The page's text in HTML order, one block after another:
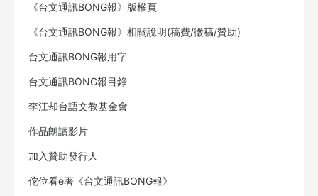
《台文通訊BONG報》版權頁
《台文通訊BONG報》相關說明(稿費/徵稿/贊助)
台文通訊BONG報用字
台文通訊BONG報目錄
李江却台語文教基金會
作品朗讀影片
加入贊助發行人
佗位看ē著《台文通訊BONG報》